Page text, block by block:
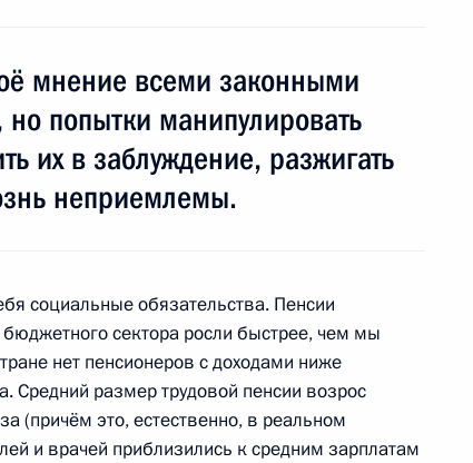
Сил
1
мнение всеми законными
попытки манипулировать
их в заблуждение, разжигать
неприемлемы.
социальные обязательства. Пенсии
сектора росли быстрее, чем мы
нет пенсионеров с доходами ниже
Средний размер трудовой пенсии возрос
(причём это, естественно, в реальном
и врачей приблизились к средним зарплатам